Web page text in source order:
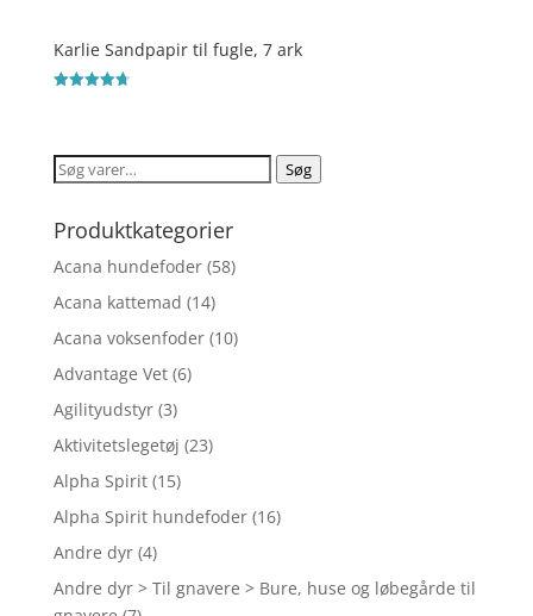
Karlie Sandpapir til fugle, 7 ark
Søg
Søg
Produktkategorier
Acana hundefoder (58)
Acana kattemad (14)
Acana voksenfoder (10)
Advantage Vet (6)
Agilityudstyr (3)
Aktivitetslegetøj (23)
Alpha Spirit (15)
Alpha Spirit hundefoder (16)
Andre dyr (4)
Andre dyr > Til gnavere > Bure, huse og løbegårde til